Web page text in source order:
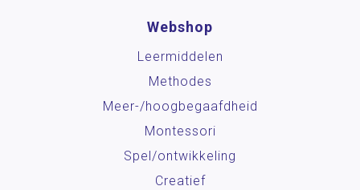
Webshop
Leermiddelen
Methodes
Meer-/hoog­begaafdheid
Montessori
Spel/ontwikkeling
Creatief